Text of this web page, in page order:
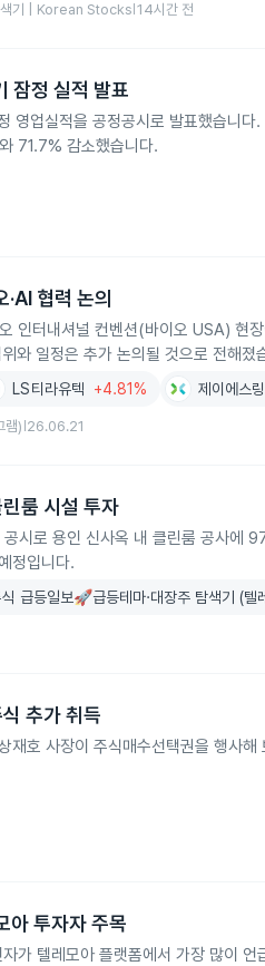
색기 | Korean Stocks 14시간 전
잠정 실적 발표
영업실적을 공정공시로 발표했습니
71.7% 감소했습니다.
협력 논의
인터내셔널 컨벤션(바이오 USA) 현
와 일정은 추가 논의될 것으로 전해졌
LS티라유텍 +4.81% 제이에스
램) 26.06.21
룸 시설 투자
시로 용인 신사옥 내 클린룸 공사에
정입니다.
급등일보🚀급등테마·대장주 탐색기 (텔
추가 취득
호 사장이 주식매수선택권을 행사
아 투자자 주목
가 텔레모아 플랫폼에서 가장 많이 언